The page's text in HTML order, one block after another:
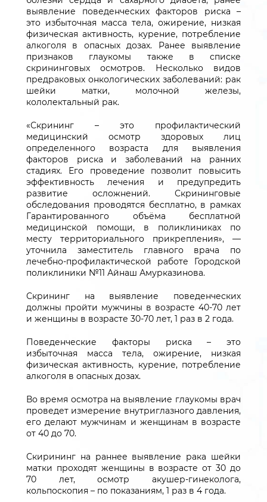
выявление поведенческих факторов риска –
это избыточная масса тела, ожирение, низкая
физическая активность, курение, потребление
алкоголя в опасных дозах. Ранее выявление
признаков глаукомы также в списке
скрининговых осмотров. Несколько видов
предраковых онкологических заболеваний: рак
шейки матки, молочной железы,
кололектальный рак.
«Скрининг – это профилактический
медицинский осмотр здоровых лиц
определенного возраста для выявления
факторов риска и заболеваний на ранних
стадиях. Его проведение позволит повысить
эффективность лечения и предупредить
развитие осложнений. Скрининговые
обследования проводятся бесплатно, в рамках
Гарантированного объёма бесплатной
медицинской помощи, в поликлиниках по
месту территориального прикрепления», —
уточнила заместитель главного врача по
лечебно-профилактической работе Городской
поликлиники №11 Айнаш Амурказинова.
Скрининг на выявление поведенческих
должны пройти мужчины в возрасте 40-70 лет
и женщины в возрасте 30-70 лет, 1 раз в 2 года.
Поведенческие факторы риска – это
избыточная масса тела, ожирение, низкая
физическая активность, курение, потребление
алкоголя в опасных дозах.
Во время осмотра на выявление глаукомы врач
проведет измерение внутриглазного давления,
его делают мужчинам и женщинам в возрасте
от 40 до 70.
Скирининг на раннее выявление рака шейки
матки проходят женщины в возрасте от 30 до
70 лет, осмотр акушер-гинеколога,
кольпоскопия – по показаниям, 1 раз в 4 года.